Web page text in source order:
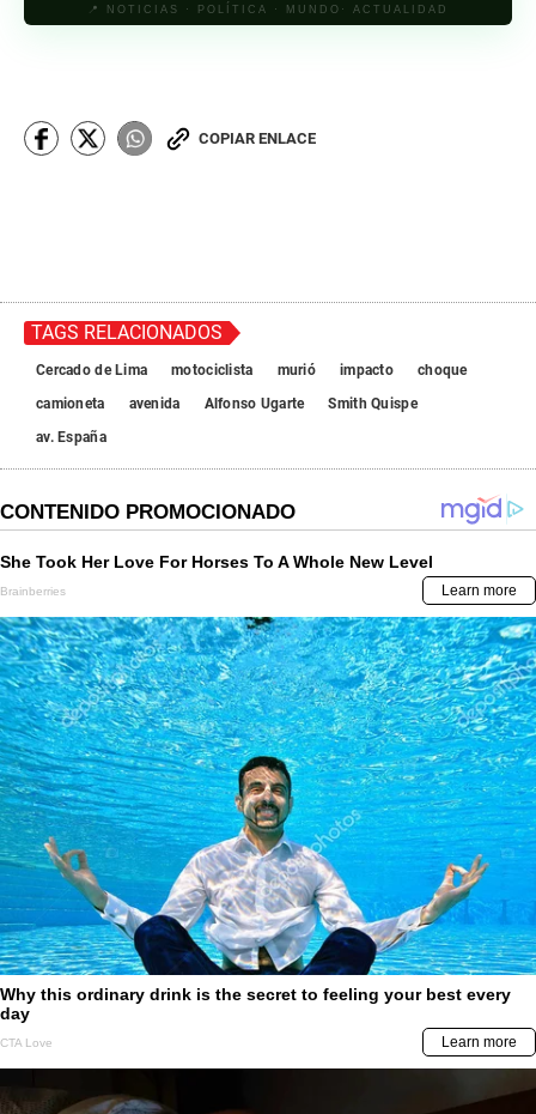
📍 NOTICIAS · POLÍTICA · MUNDO· ACTUALIDAD
COPIAR ENLACE
TAGS RELACIONADOS
Cercado de Lima motociclista murió impacto
choque
camioneta
avenida Alfonso Ugarte
Smith Quispe
av. España